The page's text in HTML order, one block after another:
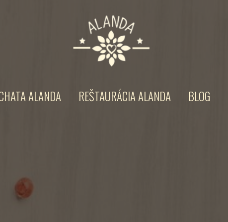
ALANDA REŠTAURÁCIA ALANDA BLOG